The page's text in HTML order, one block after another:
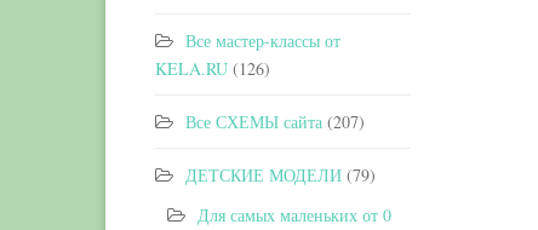
Все мастер-классы от
KELA.RU (126)
Все СХЕМЫ сайта (207)
ДЕТСКИЕ МОДЕЛИ (79)
Для самых маленьких от 0